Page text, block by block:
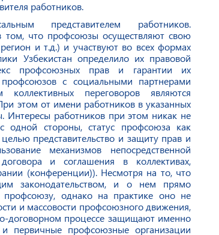
работников.
представителем работников.
в том, что профсоюзы осуществляют свою
и т.д.) и участвуют во всех формах
Узбекистан определило их правовой
профсоюзных прав и гарантии их
с социальными партнерами
коллективных переговоров являются
этом от имени работников в указанных
Интересы работников при этом никак не
одной стороны, статус профсоюза как
представительство и защиту прав и
механизмов непосредственной
и соглашения в коллективах,
(конференции)). Несмотря на то, что
законодательством, и о нем прямо
профсоюзу, однако на практике оно не
и массовости профсоюзного движения,
договорном процессе защищают именно
профсоюзные организации